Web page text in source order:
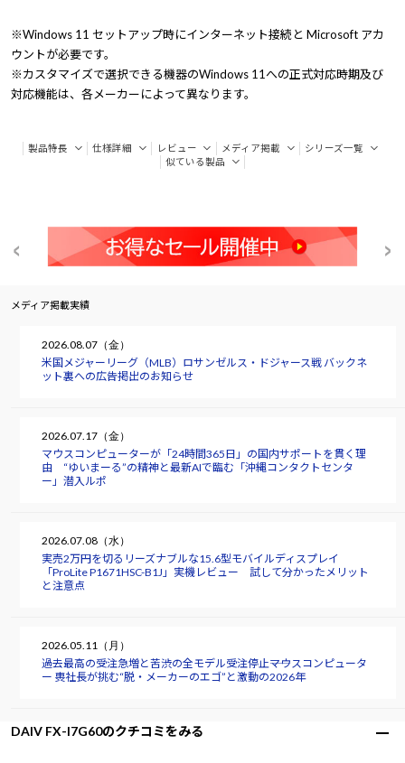
※Windows 11 セットアップ時にインターネット接続と Microsoft アカ
ウントが必要です。
※カスタマイズで選択できる機器のWindows 11への正式対応時期及び
対応機能は、各メーカーによって異なります。
製品特長 仕様詳細 レビュー メディア掲載
シリーズ一覧
似ている製品
メディア掲載実績
2026.08.07（金）
米国メジャーリーグ（MLB）ロサンゼルス・ドジャース戦 バックネ
ット裏への広告掲出のお知らせ
2026.07.17（金）
マウスコンピューターが「24時間365日」の国内サポートを貫く理
由 “ゆいまーる”の精神と最新AIで臨む「沖縄コンタクトセンタ
ー」潜入ルポ
2026.07.08（水）
実売2万円を切るリーズナブルな15.6型モバイルディスプレイ
「ProLite P1671HSC-B1J」実機レビュー 試して分かったメリット
と注意点
2026.05.11（月）
過去最高の受注急増と苦渋の全モデル受注停止――マウスコンピュータ
ー 軣社長が挑む“脱・メーカーのエゴ”と激動の2026年
DAIV FX-I7G60のクチコミをみる